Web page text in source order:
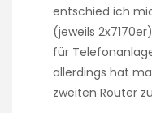
entschied ich
(jeweils
für
allerdings hat
zweiten Router